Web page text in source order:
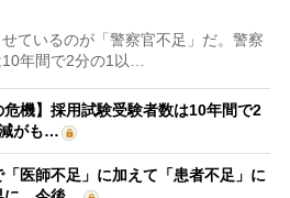
ているのが「警察官不足」だ。警察
年間で2分の1以…
危機】採用試験受験者数は10年間で2
がも…
「医師不足」に加えて「患者不足」に